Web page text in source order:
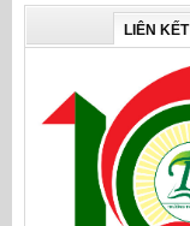
LIÊN KẾT